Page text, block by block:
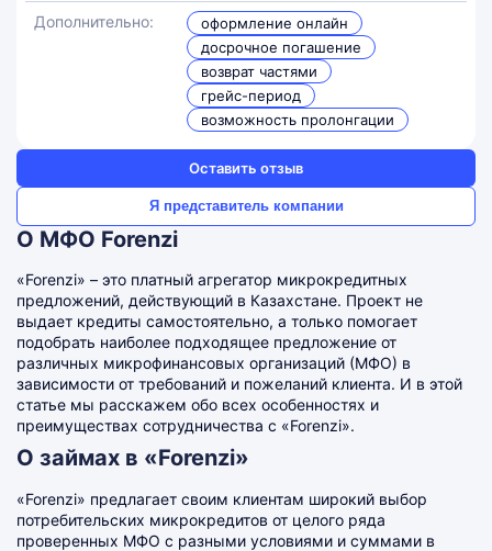
Дополнительно:
оформление онлайн
досрочное погашение
возврат частями
грейс-период
возможность пролонгации
Оставить отзыв
Я представитель компании
О МФО Forenzi
«Forenzi» – это платный агрегатор микрокредитных
предложений, действующий в Казахстане. Проект не
выдает кредиты самостоятельно, а только помогает
подобрать наиболее подходящее предложение от
различных микрофинансовых организаций (МФО) в
зависимости от требований и пожеланий клиента. И в этой
статье мы расскажем обо всех особенностях и
преимуществах сотрудничества с «Forenzi».
О займах в «Forenzi»
«Forenzi» предлагает своим клиентам широкий выбор
потребительских микрокредитов от целого ряда
проверенных МФО с разными условиями и суммами в